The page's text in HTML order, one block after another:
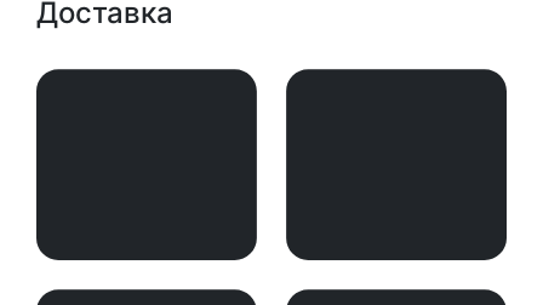
Доставка